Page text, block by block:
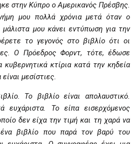
στην Κύπρο ο Αμερικανός Πρέσβης.
μου πολλά χρόνια μετά όταν ο
μάλιστα μου κάνει εντύπωση για την
το γεγονός στο βιβλίο ότι οι
Ο Πρόεδρος Φορντ, τότε, έδωσε
κυβερνητικά κτίρια κατά την κηδεία
μεσίστιες.
Το βιβλίο είναι απολαυστικό.
ευχάριστα. Το είπα εισερχόμενος
δεν είχα την τιμή και τη χαρά να
ένα βιβλίο που παρά τον βαρύ του